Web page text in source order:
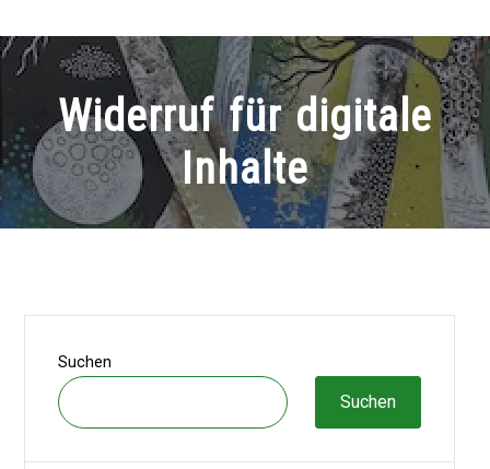
Widerruf für digitale
Inhalte
Suchen
Suchen